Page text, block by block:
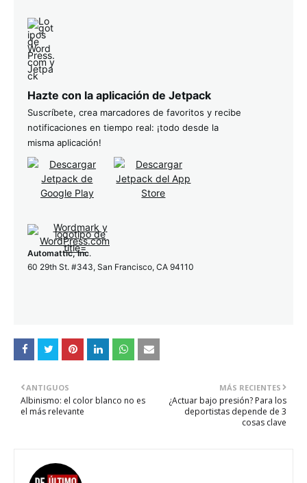
Hazte con la aplicación de Jetpack
Suscríbete, crea marcadores de favoritos y recibe
notificaciones en tiempo real: ¡todo desde la
misma aplicación!
Automattic, Inc.
60 29th St. #343, San Francisco, CA 94110
MÁS RECIENTES
¿Actuar bajo presión? Para los
deportistas depende de 3
cosas clave
ANTIGUOS
Albinismo: el color blanco no es
el más relevante